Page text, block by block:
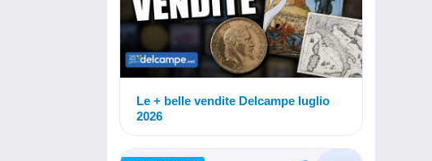
Le + belle vendite Delcampe luglio
2026